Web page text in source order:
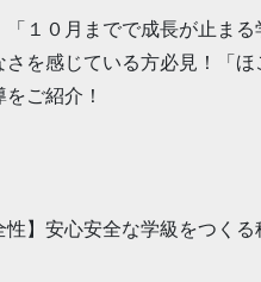
１０月までで成長が止ま
さを感じている方必見！「
ご紹介！
】安心安全な学級をつく